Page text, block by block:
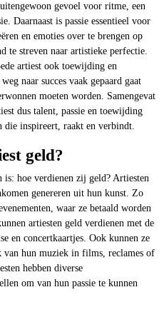
gevoel voor ritme, een
Daarnaast is passie essentieel voor
en emoties over te brengen op
te streven naar artistieke perfectie.
artiest ook toewijding en
naar succes vaak gepaard gaat
moeten worden. Samengevat
dus talent, passie en toewijding
die inspireert, raakt en verbindt.
geld?
is: hoe verdienen zij geld? Artiesten
genereren uit hun kunst. Zo
waar ze betaald worden
artiesten geld verdienen met de
en concertkaartjes. Ook kunnen ze
van hun muziek in films, reclames of
hebben diverse
om van hun passie te kunnen